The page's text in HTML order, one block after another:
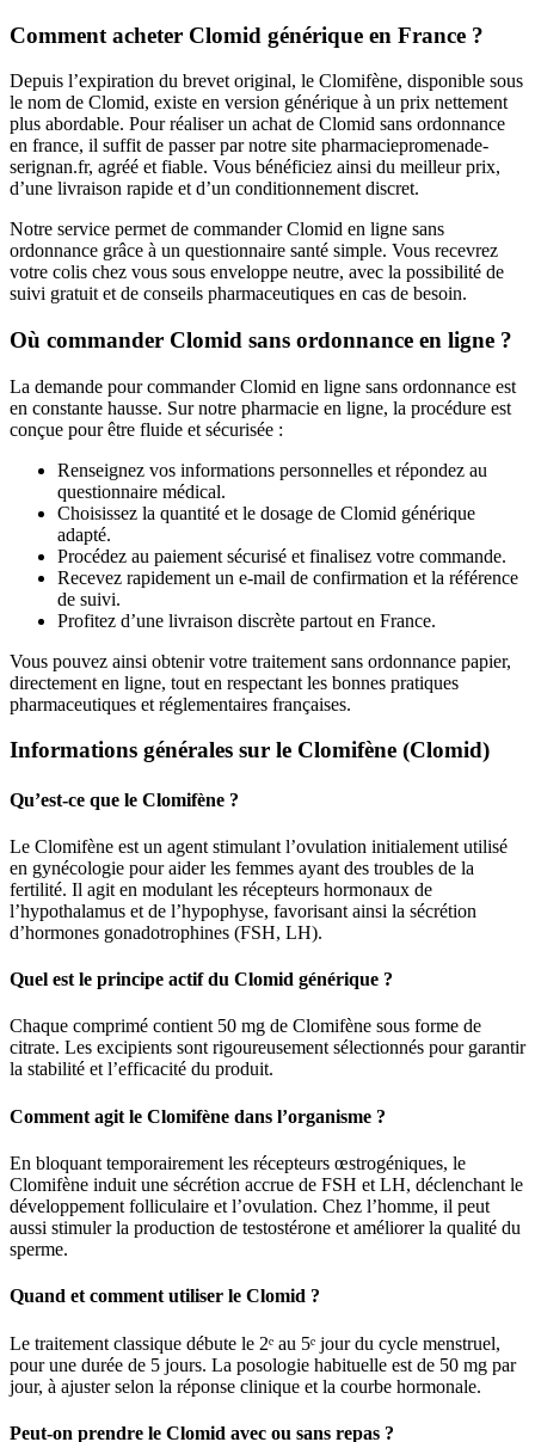
Comment acheter Clomid générique en France ?
Depuis l’expiration du brevet original, le Clomifène, disponible sous
le nom de Clomid, existe en version générique à un prix nettement
plus abordable. Pour réaliser un achat de Clomid sans ordonnance
en france, il suffit de passer par notre site pharmaciepromenade-
serignan.fr, agréé et fiable. Vous bénéficiez ainsi du meilleur prix,
d’une livraison rapide et d’un conditionnement discret.
Notre service permet de commander Clomid en ligne sans
ordonnance grâce à un questionnaire santé simple. Vous recevrez
votre colis chez vous sous enveloppe neutre, avec la possibilité de
suivi gratuit et de conseils pharmaceutiques en cas de besoin.
Où commander Clomid sans ordonnance en ligne ?
La demande pour commander Clomid en ligne sans ordonnance est
en constante hausse. Sur notre pharmacie en ligne, la procédure est
conçue pour être fluide et sécurisée :
Renseignez vos informations personnelles et répondez au
questionnaire médical.
Choisissez la quantité et le dosage de Clomid générique
adapté.
Procédez au paiement sécurisé et finalisez votre commande.
Recevez rapidement un e-mail de confirmation et la référence
de suivi.
Profitez d’une livraison discrète partout en France.
Vous pouvez ainsi obtenir votre traitement sans ordonnance papier,
directement en ligne, tout en respectant les bonnes pratiques
pharmaceutiques et réglementaires françaises.
Informations générales sur le Clomifène (Clomid)
Qu’est-ce que le Clomifène ?
Le Clomifène est un agent stimulant l’ovulation initialement utilisé
en gynécologie pour aider les femmes ayant des troubles de la
fertilité. Il agit en modulant les récepteurs hormonaux de
l’hypothalamus et de l’hypophyse, favorisant ainsi la sécrétion
d’hormones gonadotrophines (FSH, LH).
Quel est le principe actif du Clomid générique ?
Chaque comprimé contient 50 mg de Clomifène sous forme de
citrate. Les excipients sont rigoureusement sélectionnés pour garantir
la stabilité et l’efficacité du produit.
Comment agit le Clomifène dans l’organisme ?
En bloquant temporairement les récepteurs œstrogéniques, le
Clomifène induit une sécrétion accrue de FSH et LH, déclenchant le
développement folliculaire et l’ovulation. Chez l’homme, il peut
aussi stimuler la production de testostérone et améliorer la qualité du
sperme.
Quand et comment utiliser le Clomid ?
Le traitement classique débute le 2ᵉ au 5ᵉ jour du cycle menstruel,
pour une durée de 5 jours. La posologie habituelle est de 50 mg par
jour, à ajuster selon la réponse clinique et la courbe hormonale.
Peut-on prendre le Clomid avec ou sans repas ?